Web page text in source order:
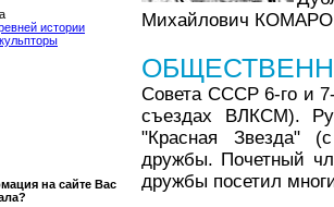
истории
на сайте Вас
Михайлович
Совета СССР 6-го и
съездах ВЛКСМ).
"Красная Звезда"
дружбы. Почетный
дружбы посетил